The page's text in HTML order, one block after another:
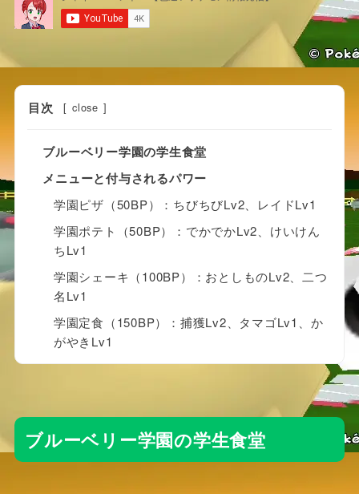
目次 [ close ]
ブルーベリー学園の学生食堂
メニューと付与されるパワー
学園ピザ（50BP）：ちびちびLv2、レイドLv1
学園ポテト（50BP）：でかでかLv2、けいけん
ちLv1
学園シェーキ（100BP）：おとしものLv2、二つ
名Lv1
学園定食（150BP）：捕獲Lv2、タマゴLv1、か
がやきLv1
ブルーベリー学園の学生食堂